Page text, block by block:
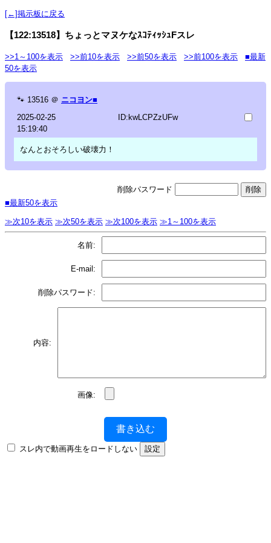
[←]掲示板に戻る
【122:13518】ちょっとマヌケなｽｺﾃｨｯｼｭFスレ
>>1～100を表示 >>前10を表示 >>前50を表示 >>前100を表示
■最新
50を表示
🐾 13516 ＠ ニコヨン■
2025-02-25
15:19:40
ID:kwLCPZzUFw
なんとおそろしい破壊力！
削除パスワード
■最新50を表示
≫次10を表示 ≫次50を表示 ≫次100を表示 ≫1～100を表示
名前:
E-mail:
削除パスワード:
内容:
画像:
書き込む
スレ内で動画再生をロードしない